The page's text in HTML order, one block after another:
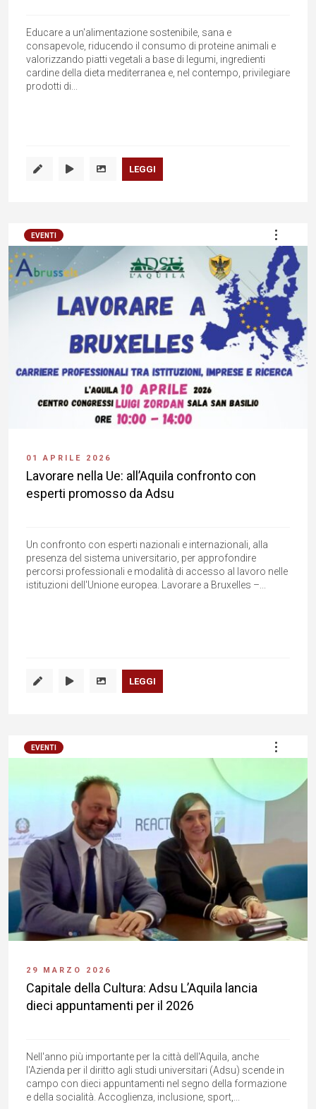
Educare a un'alimentazione sostenibile, sana e
consapevole, riducendo il consumo di proteine animali e
valorizzando piatti vegetali a base di legumi, ingredienti
cardine della dieta mediterranea e, nel contempo, privilegiare
prodotti di...
LEGGI
EVENTI
01 APRILE 2026
Lavorare nella Ue: all’Aquila confronto con
esperti promosso da Adsu
Un confronto con esperti nazionali e internazionali, alla
presenza del sistema universitario, per approfondire
percorsi professionali e modalità di accesso al lavoro nelle
istituzioni dell'Unione europea. Lavorare a Bruxelles –...
LEGGI
EVENTI
29 MARZO 2026
Capitale della Cultura: Adsu L’Aquila lancia
dieci appuntamenti per il 2026
Nell'anno più importante per la città dell'Aquila, anche
l'Azienda per il diritto agli studi universitari (Adsu) scende in
campo con dieci appuntamenti nel segno della formazione
e della socialità. Accoglienza, inclusione, sport,...